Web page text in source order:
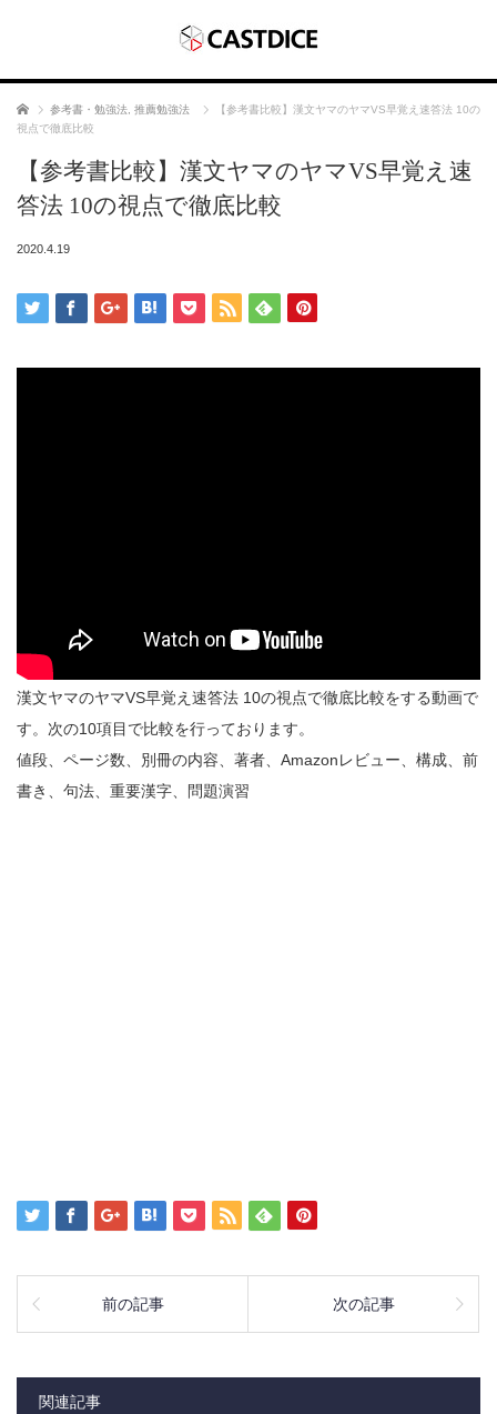
ホーム 参考書・勉強法 推薦勉強法
【参考書比較】漢文ヤマのヤマVS早覚え速答法 10の
視点で徹底比較
【参考書比較】漢文ヤマのヤマVS早覚え速
答法 10の視点で徹底比較
2020.4.19
漢文ヤマのヤマVS早覚え速答法 10の視点で徹底比較をする動画で
す。次の10項目で比較を行っております。
値段、ページ数、別冊の内容、著者、Amazonレビュー、構成、前
書き、句法、重要漢字、問題演習
前の記事 次の記事
関連記事